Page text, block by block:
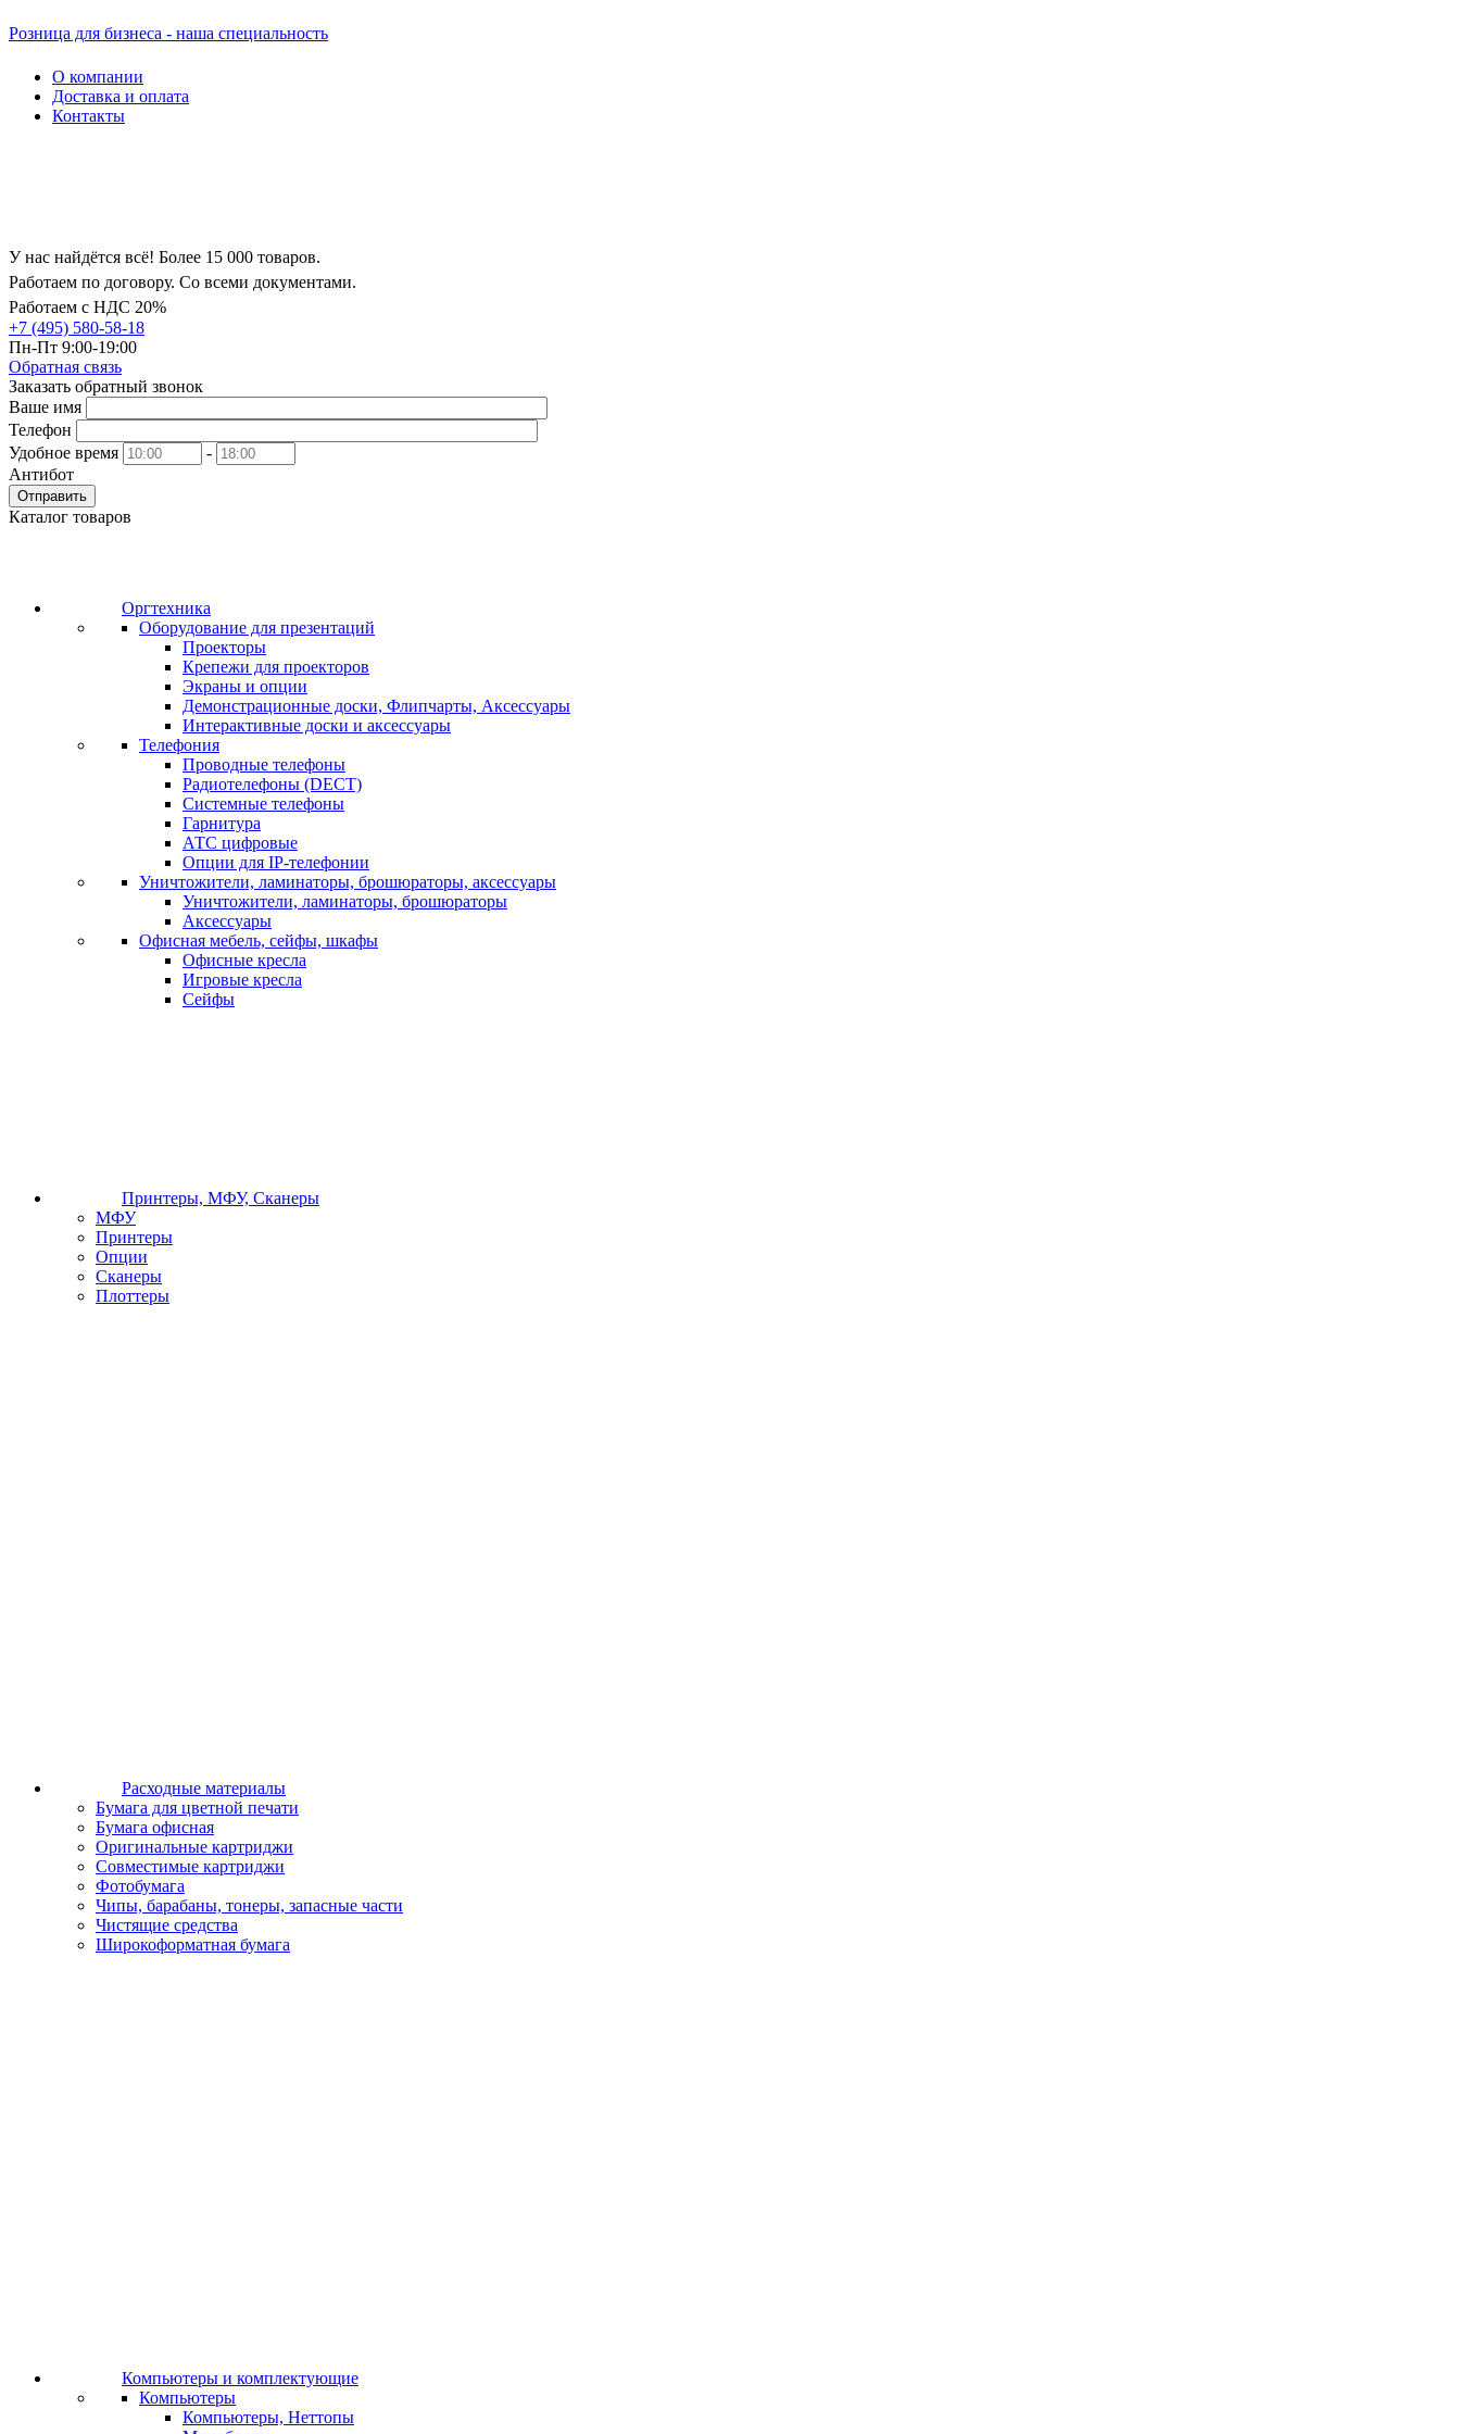
Розница для бизнеса - наша специальность
О компании
Доставка и оплата
Контакты
У нас найдётся всё! Более 15 000 товаров.
Работаем по договору. Со всеми документами.
Работаем с НДС 20%
+7 (495) 580-58-18
Пн-Пт 9:00-19:00
Обратная связь
Заказать обратный звонок
Ваше имя
Телефон
Удобное время
-
Антибот
Отправить
Каталог товаров
Оргтехника
Оборудование для презентаций
Проекторы
Крепежи для проекторов
Экраны и опции
Демонстрационные доски, Флипчарты, Аксессуары
Интерактивные доски и аксессуары
Телефония
Проводные телефоны
Радиотелефоны (DECT)
Системные телефоны
Гарнитура
АТС цифровые
Опции для IP-телефонии
Уничтожители, ламинаторы, брошюраторы, аксессуары
Уничтожители, ламинаторы, брошюраторы
Аксессуары
Офисная мебель, сейфы, шкафы
Офисные кресла
Игровые кресла
Сейфы
Принтеры, МФУ, Сканеры
МФУ
Принтеры
Опции
Сканеры
Плоттеры
Расходные материалы
Бумага для цветной печати
Бумага офисная
Оригинальные картриджи
Совместимые картриджи
Фотобумага
Чипы, барабаны, тонеры, запасные части
Чистящие средства
Широкоформатная бумага
Компьютеры и комплектующие
Компьютеры
Компьютеры, Неттопы